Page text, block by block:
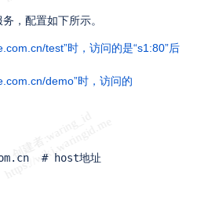
，配置如下所示。
test”时，访问的是“s1:80”后
demo”时，访问的
# host地址